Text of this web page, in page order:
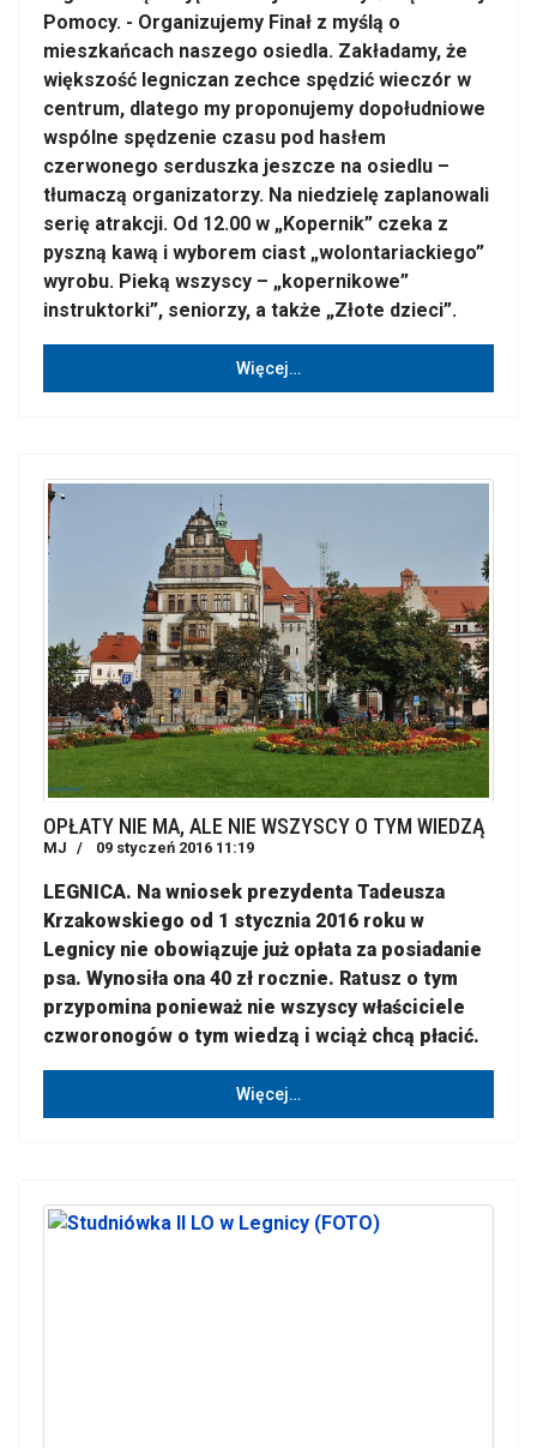
Pomocy. - Organizujemy Finał z myślą o
mieszkańcach naszego osiedla. Zakładamy, że
większość legniczan zechce spędzić wieczór w
centrum, dlatego my proponujemy dopołudniowe
wspólne spędzenie czasu pod hasłem
czerwonego serduszka jeszcze na osiedlu –
tłumaczą organizatorzy. Na niedzielę zaplanowali
serię atrakcji. Od 12.00 w „Kopernik” czeka z
pyszną kawą i wyborem ciast „wolontariackiego”
wyrobu. Pieką wszyscy – „kopernikowe”
instruktorki”, seniorzy, a także „Złote dzieci”.
Więcej…
OPŁATY NIE MA, ALE NIE WSZYSCY O TYM WIEDZĄ
MJ 09 styczeń 2016 11:19
LEGNICA. Na wniosek prezydenta Tadeusza
Krzakowskiego od 1 stycznia 2016 roku w
Legnicy nie obowiązuje już opłata za posiadanie
psa. Wynosiła ona 40 zł rocznie. Ratusz o tym
przypomina ponieważ nie wszyscy właściciele
czworonogów o tym wiedzą i wciąż chcą płacić.
Więcej…